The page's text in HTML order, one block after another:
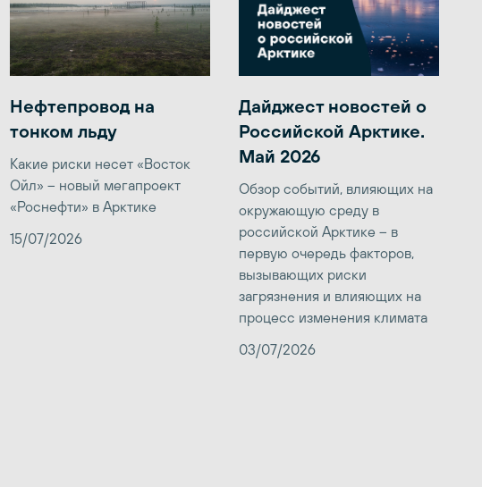
Нефтепровод на
тонком льду
Какие риски несет «Восток
Ойл» – новый мегапроект
«Роснефти» в Арктике
15/07/2026
Дайджест новостей о
Российской Арктике.
Май 2026
Обзор событий, влияющих на
окружающую среду в
российской Арктике – в
первую очередь факторов,
вызывающих риски
загрязнения и влияющих на
процесс изменения климата
03/07/2026